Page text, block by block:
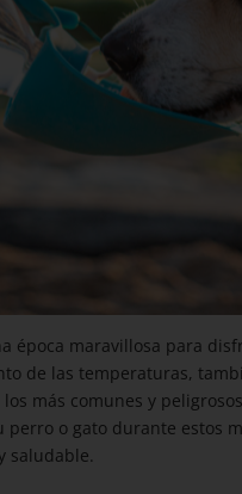
época maravillosa para
de las temperaturas,
más comunes y
o gato durante estos
saludable.